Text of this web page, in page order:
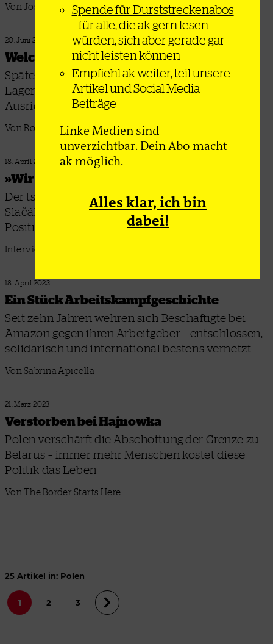
Von Jos Stübner
20. Juni 2023
Welche Kriege führen?
Spätestens seit dem Ukrainekrieg streiten drei
Lager in der Nato um die strategische
Ausrichtung
Von Robert Stark
18. April 2023
»Wir sind ein Dazwischen«
Der tschechische Politikwissenschaftler Ondřej
Slačálek über die politisch-ökonomische
Position Zentral- und Osteuropas
Interview: Nico Graack
18. April 2023
Ein Stück Arbeitskampf­geschichte
Seit zehn Jahren wehren sich Beschäftigte bei
Amazon gegen ihren Arbeitgeber – entschlossen,
solidarisch und international bestens vernetzt
Von Sabrina Apicella
21. März 2023
Verstorben bei Hajnowka
Polen verschärft die Abschottung der Grenze zu
Belarus – immer mehr Menschen kostet diese
Politik das Leben
Von The Border Starts Here
25 Artikel in: Polen
1 2 3
Spende für Durststreckenabos
– für alle, die ak gern lesen
würden, sich aber gerade gar
nicht leisten können
Empfiehl ak weiter, teil unsere
Artikel und Social Media
Beiträge
Linke Medien sind
unverzichtbar. Dein Abo macht
ak möglich.
Alles klar, ich bin
dabei!